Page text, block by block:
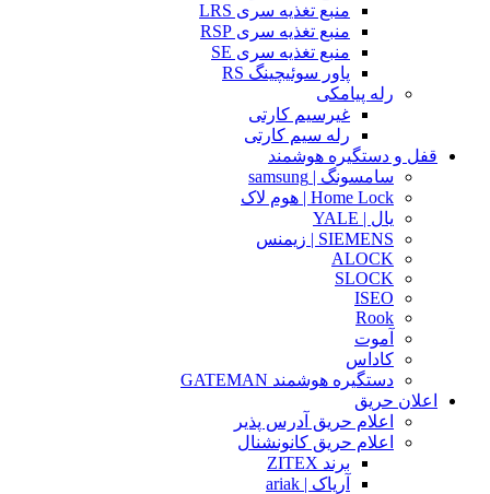
منبع تغذیه سری LRS
منبع تغذیه سری RSP
منبع تغذیه سری SE
پاور سوئیچینگ RS
رله پیامکی
غیرسیم کارتی
رله سیم کارتی
قفل و دستگیره هوشمند
سامسونگ | samsung
Home Lock | هوم لاک
یال | YALE
SIEMENS | زیمنس
ALOCK
SLOCK
ISEO
Rook
آموت
کاداس
دستگیره هوشمند GATEMAN
اعلان حریق
اعلام حریق آدرس پذیر
اعلام حریق کانونشنال
برند ZITEX
آریاک | ariak